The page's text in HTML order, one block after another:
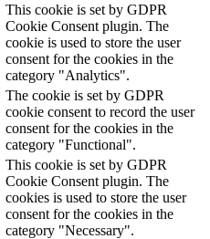
This cookie is set by GDPR
Cookie Consent plugin. The
cookie is used to store the user
consent for the cookies in the
category "Analytics".
The cookie is set by GDPR
cookie consent to record the user
consent for the cookies in the
category "Functional".
This cookie is set by GDPR
Cookie Consent plugin. The
cookies is used to store the user
consent for the cookies in the
category "Necessary".